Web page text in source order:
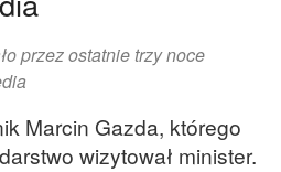
przez ostatnie trzy noce
Marcin Gazda, którego
wizytował minister.